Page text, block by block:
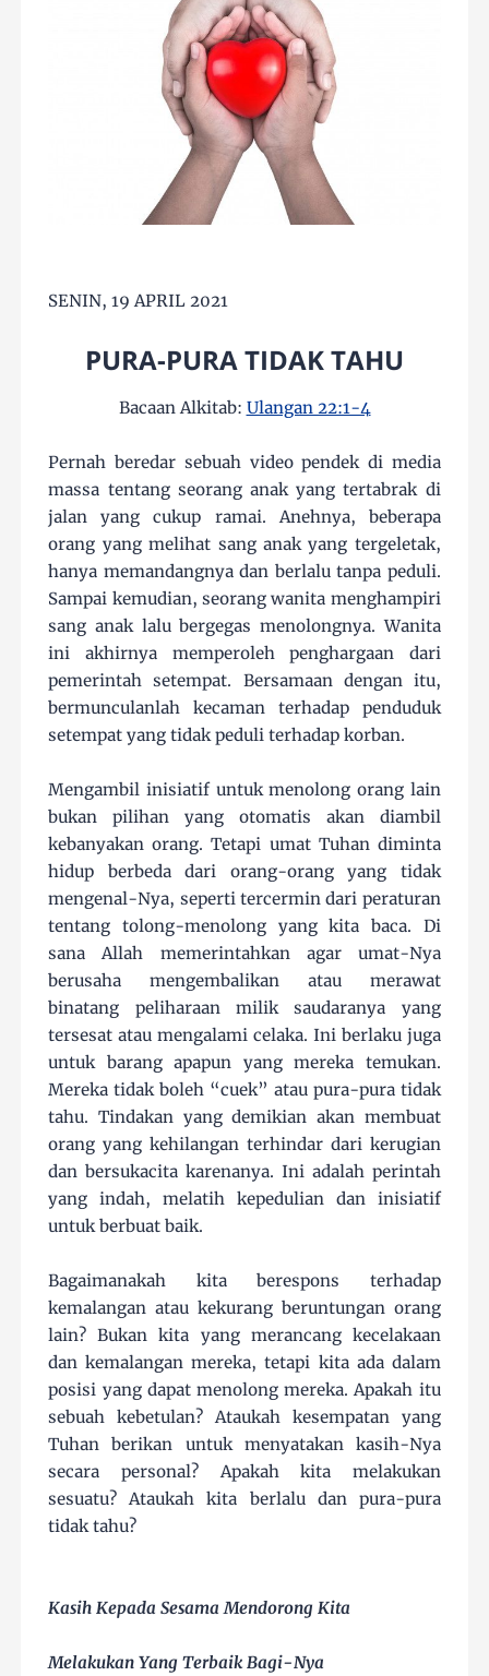
SENIN, 19 APRIL 2021
PURA-PURA TIDAK TAHU
Bacaan Alkitab: Ulangan 22:1-4
Pernah beredar sebuah video pendek di media
massa tentang seorang anak yang tertabrak di
jalan yang cukup ramai. Anehnya, beberapa
orang yang melihat sang anak yang tergeletak,
hanya memandangnya dan berlalu tanpa peduli.
Sampai kemudian, seorang wanita menghampiri
sang anak lalu bergegas menolongnya. Wanita
ini akhirnya memperoleh penghargaan dari
pemerintah setempat. Bersamaan dengan itu,
bermunculanlah kecaman terhadap penduduk
setempat yang tidak peduli terhadap korban.
Mengambil inisiatif untuk menolong orang lain
bukan pilihan yang otomatis akan diambil
kebanyakan orang. Tetapi umat Tuhan diminta
hidup berbeda dari orang-orang yang tidak
mengenal-Nya, seperti tercermin dari peraturan
tentang tolong-menolong yang kita baca. Di
sana Allah memerintahkan agar umat-Nya
berusaha mengembalikan atau merawat
binatang peliharaan milik saudaranya yang
tersesat atau mengalami celaka. Ini berlaku juga
untuk barang apapun yang mereka temukan.
Mereka tidak boleh “cuek” atau pura-pura tidak
tahu. Tindakan yang demikian akan membuat
orang yang kehilangan terhindar dari kerugian
dan bersukacita karenanya. Ini adalah perintah
yang indah, melatih kepedulian dan inisiatif
untuk berbuat baik.
Bagaimanakah kita berespons terhadap
kemalangan atau kekurang beruntungan orang
lain? Bukan kita yang merancang kecelakaan
dan kemalangan mereka, tetapi kita ada dalam
posisi yang dapat menolong mereka. Apakah itu
sebuah kebetulan? Ataukah kesempatan yang
Tuhan berikan untuk menyatakan kasih-Nya
secara personal? Apakah kita melakukan
sesuatu? Ataukah kita berlalu dan pura-pura
tidak tahu?
Kasih Kepada Sesama Mendorong Kita
Melakukan Yang Terbaik Bagi-Nya